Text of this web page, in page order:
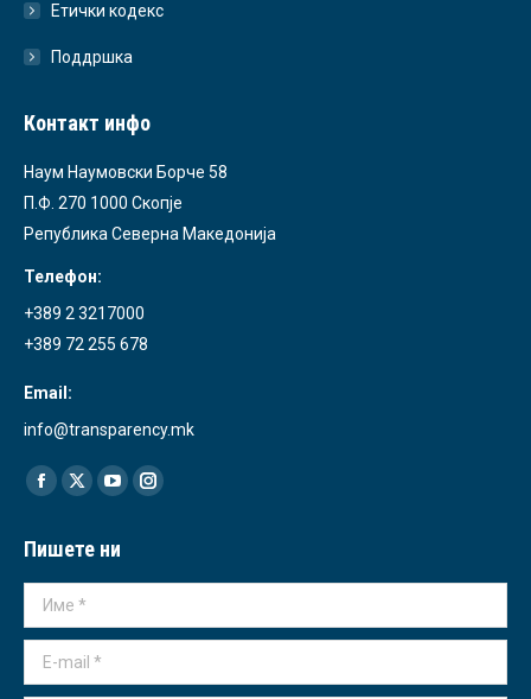
Етички кодекс
Поддршка
Контакт инфо
Наум Наумовски Борче 58
П.Ф. 270 1000 Скопје
Република Северна Македонија
Телефон:
+389 2 3217000
+389 72 255 678
Email:
info@transparency.mk
Find us on:
Facebook
opens
in
X
opens
in
YouTube
opens
in
Instagram
in
Пишете ни
Име *
E-mail *